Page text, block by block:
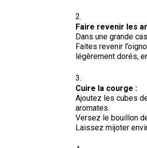
Faire revenir les
Dans une grande
Faites revenir
légèrement dorés,
Cuire la courge :
Ajoutez les cubes
aromates.
Versez le bouillon
Laissez mijoter